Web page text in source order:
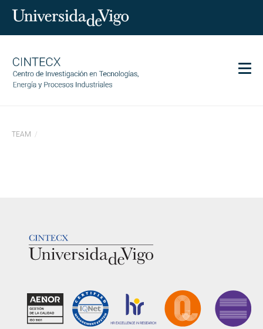
Investigación
Igualdade
ES EN Search
por:
BUSCAR
TEAM